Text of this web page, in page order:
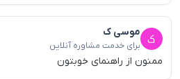
موسی ک
برای خدمت مشاوره آنلاین
ممنون از راهنمای خوبتون